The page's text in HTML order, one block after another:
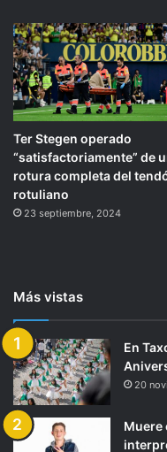
Ter Stegen operado
“satisfactoriamente” de
rotura completa del
rotuliano
23 septiembre, 2024
Más vistas
En
20
Muere